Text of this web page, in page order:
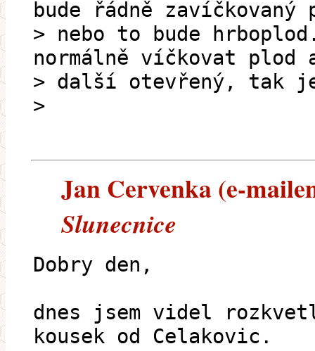
bude řádně zavíčkovaný
> nebo to bude
normálně víčkovat plod
> další otevřený, tak
>
Jan Cervenka (e-
Slunecnice
Dobry den,
dnes jsem videl
kousek od Celakovic.